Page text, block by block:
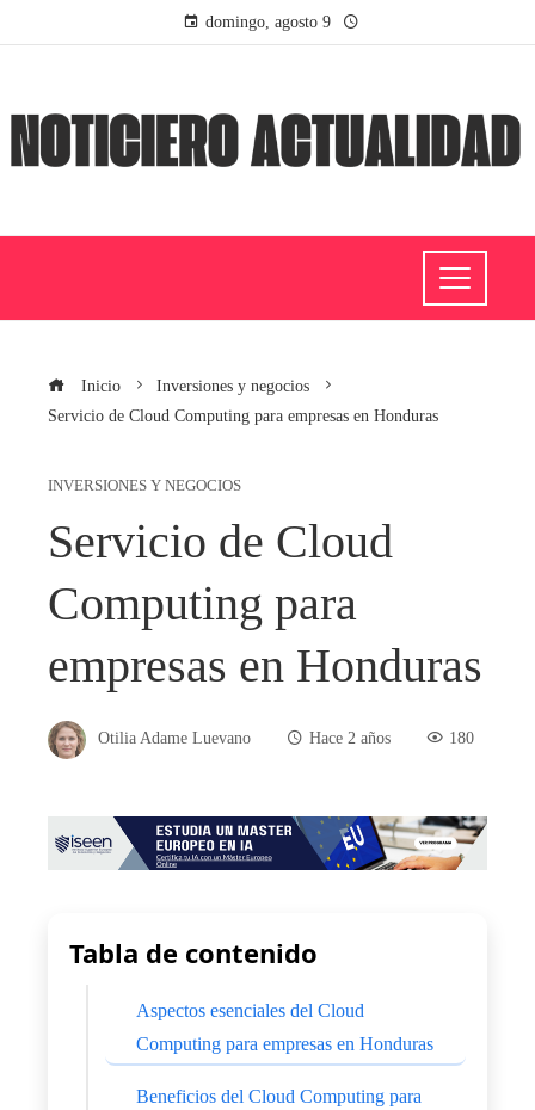
domingo, agosto 9
Inicio
Inversiones y negocios
Servicio de Cloud Computing para empresas en Honduras
INVERSIONES Y NEGOCIOS
Servicio de Cloud
Computing para
empresas en Honduras
Otilia Adame Luevano Hace 2 años 180
Tabla de contenido
Aspectos esenciales del Cloud
Computing para empresas en Honduras
Beneficios del Cloud Computing para